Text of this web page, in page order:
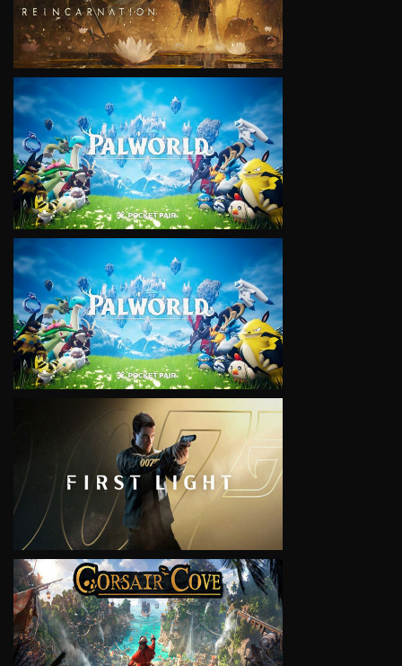
VIEW
VIEW
VIEW
VIEW